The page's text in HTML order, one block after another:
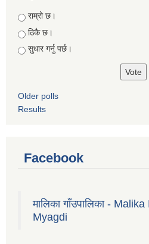
Choices
राम्रो छ।
ठिकै छ।
सुधार गर्नु पर्छ।
Older polls
Results
Facebook
मालिका गाँउपालिका -
Myagdi